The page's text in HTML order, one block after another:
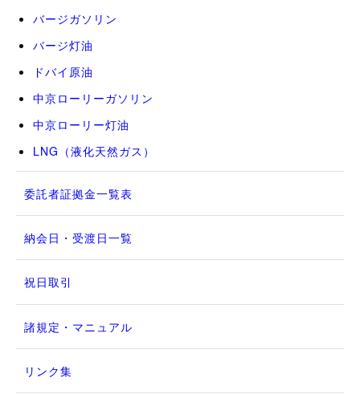
バージガソリン
バージ灯油
ドバイ原油
中京ローリーガソリン
中京ローリー灯油
LNG（液化天然ガス）
委託者証拠金一覧表
納会日・受渡日一覧
祝日取引
諸規定・マニュアル
リンク集